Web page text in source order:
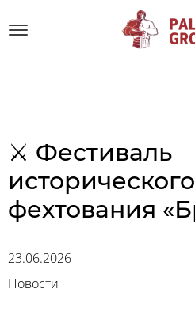
⚔ Фестиваль
исторического
фехтования
23.06.2026
Новости